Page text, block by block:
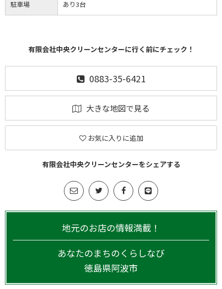
駐車場 あり3台
有限会社中央クリーンセンターに行く前にチェック！
0883-35-6421
大きな地図で見る
お気に入りに追加
有限会社中央クリーンセンターをシェアする
地元のお店の情報満載！
あなたのまちのくらしなび
徳島県阿波市